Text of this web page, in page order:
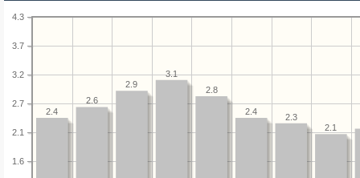
1.6
2.1
2.7
3.2
3.7
4.3
2.1
2.3
2.4
2.8
3.1
2.9
2.6
2.4